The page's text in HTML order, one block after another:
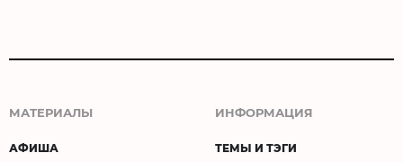
МАТЕРИАЛЫ
АФИША
ИНФОРМАЦИЯ
ТЕМЫ И ТЭГИ